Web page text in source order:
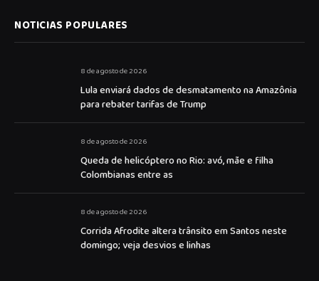
NOTICIAS POPULARES
8 de agosto de 2026
Lula enviará dados de desmatamento na Amazônia
para rebater tarifas de Trump
8 de agosto de 2026
Queda de helicóptero no Rio: avó, mãe e filha
Colombianas entre as
8 de agosto de 2026
Corrida Afrodite altera trânsito em Santos neste
domingo; veja desvios e linhas